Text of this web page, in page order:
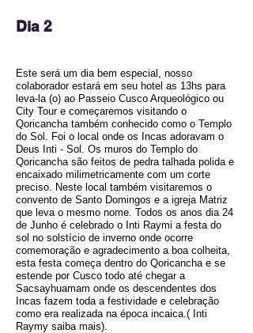
Dia 2
Este será um dia bem especial, nosso
colaborador estará em seu hotel as 13hs para
leva-la (o) ao Passeio Cusco Arqueológico ou
City Tour e começaremos visitando o
Qoricancha também conhecido como o Templo
do Sol. Foi o local onde os Incas adoravam o
Deus Inti - Sol. Os muros do Templo do
Qoricancha são feitos de pedra talhada polida e
encaixado milimetricamente com um corte
preciso. Neste local também visitaremos o
convento de Santo Domingos e a igreja Matriz
que leva o mesmo nome. Todos os anos dia 24
de Junho é celebrado o Inti Raymi a festa do
sol no solstício de inverno onde ocorre
comemoração e agradecimento a boa colheita,
esta festa começa dentro do Qoricancha e se
estende por Cusco todo até chegar a
Sacsayhuamam onde os descendentes dos
Incas fazem toda a festividade e celebração
como era realizada na época incaica.( Inti
Raymy saiba mais).